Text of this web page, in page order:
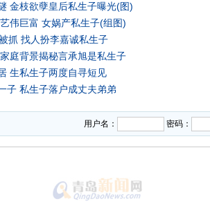
金枝欲孽皇后私生子曝光(图)
伟巨富 女娲产私生子(组图)
抓 找人扮李嘉诚私生子
庭背景揭秘言承旭是私生子
生私生子两度自寻短见
子 私生子落户成丈夫弟弟
用户名： 密码：